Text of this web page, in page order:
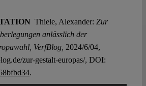
Thiele, Alexander: Zur
anlässlich der
VerfBlog, 2024/6/04,
zur-gestalt-europas/, DOI:
.